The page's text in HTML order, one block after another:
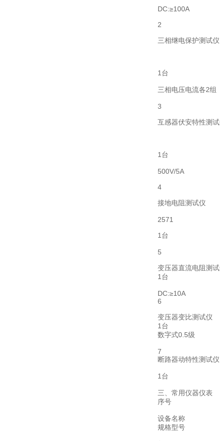
DC:≥100A
2
三相继电保护测试仪
1台
三相电压电流各2组
3
互感器伏安特性测
1台
500V/5A
4
接地电阻测试仪
2571
1台
5
变压器直流电阻测
1台
DC:≥10A
6
变压器变比测试仪
1台
数字式0.5级
7
断路器动特性测试仪
1台
三、常用仪器仪表
序号
设备名称
规格型号